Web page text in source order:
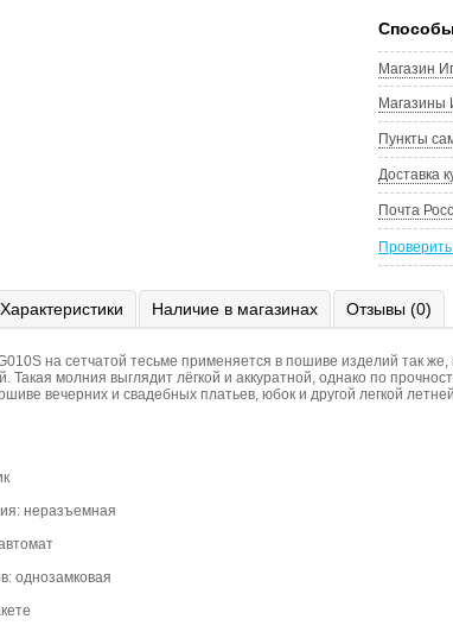
Магазин
Магазины
Пункты
Доставка
Почта
Характеристики Наличие в магазинах Отзывы (0)
на сетчатой тесьме применяется в пошиве изделий так
Такая молния выглядит лёгкой и аккуратной, однако по
вечерних и свадебных платьев, юбок и другой легкой
неразъемная
однозамковая